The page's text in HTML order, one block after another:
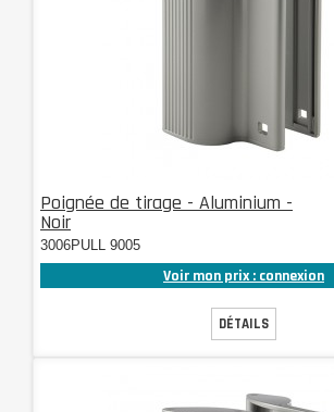
Poignée de tirage - Aluminium -
Noir
3006PULL 9005
Voir mon prix : connexion
DÉTAILS